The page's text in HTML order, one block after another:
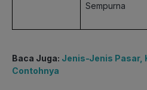
Sempurna
Baca Juga: Jenis-Jenis Pasar,
Contohnya